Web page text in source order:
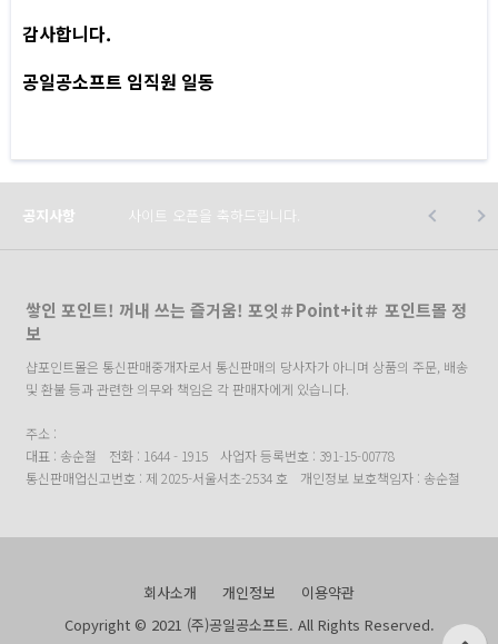
감사합니다.
공일공소프트 임직원 일동
공지사항 사이트 오픈을 축하드립니다.
쌓인 포인트! 꺼내 쓰는 즐거움! 포잇＃Point+it＃ 포인트몰 정
보
샵포인트몰은 통신판매중개자로서 통신판매의 당사자가 아니며 상품의 주문, 배송
및 환불 등과 관련한 의무와 책임은 각 판매자에게 있습니다.
주소 :
대표 : 송순철
전화 : 1644 - 1915
사업자 등록번호 : 391-15-00778
통신판매업신고번호 : 제 2025-서울서초-2534 호
개인정보 보호책임자 : 송순철
회사소개 개인정보
이용약관
Copyright © 2021 (주)공일공소프트. All Rights Reserved.